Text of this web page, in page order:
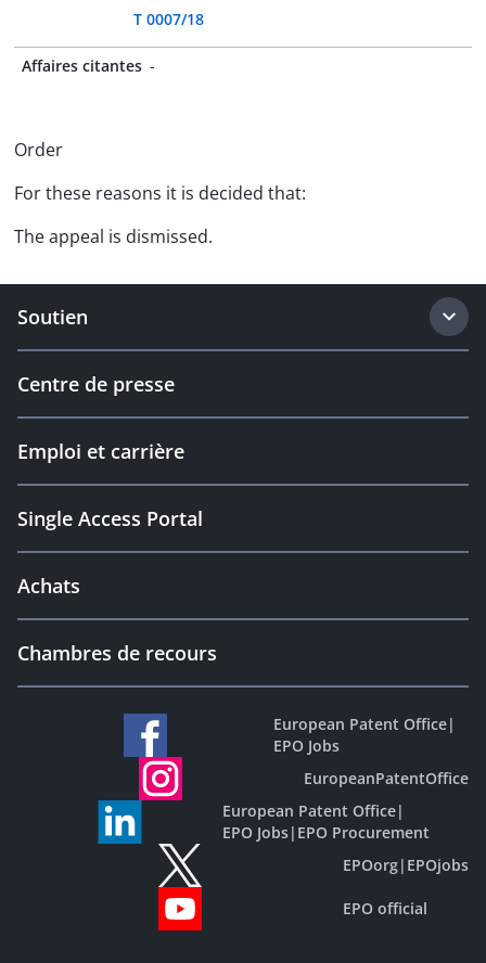
T 0007/18
Affaires citantes -
Order
For these reasons it is decided that:
The appeal is dismissed.
Soutien
Centre de presse
Emploi et carrière
Single Access Portal
Achats
Chambres de recours
European Patent Office|
EPO Jobs
EuropeanPatentOffice
European Patent Office|
EPO Jobs| EPO Procurement
EPOorg| EPOjobs
EPO official